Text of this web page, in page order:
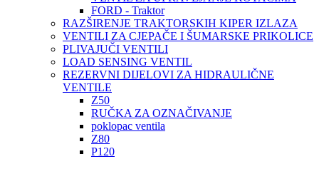
FORD - Traktor
RAZŠIRENJE TRAKTORSKIH KIPER IZLAZA
VENTILI ZA CJEPAČE I ŠUMARSKE PRIKOLICE
PLIVAJUČI VENTILI
LOAD SENSING VENTIL
REZERVNI DIJELOVI ZA HIDRAULIČNE
VENTILE
Z50
RUČKA ZA OZNAČIVANJE
poklopac ventila
Z80
P120